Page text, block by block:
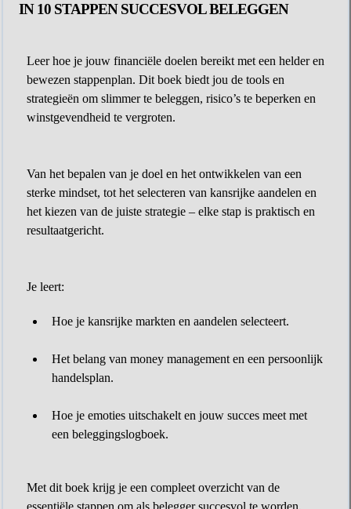
IN 10 STAPPEN SUCCESVOL BELEGGEN
Leer hoe je jouw financiële doelen bereikt met een helder en
bewezen stappenplan. Dit boek biedt jou de tools en
strategieën om slimmer te beleggen, risico’s te beperken en
winstgevendheid te vergroten.
Van het bepalen van je doel en het ontwikkelen van een
sterke mindset, tot het selecteren van kansrijke aandelen en
het kiezen van de juiste strategie – elke stap is praktisch en
resultaatgericht.
​Je leert:
Hoe je kansrijke markten en aandelen selecteert.
Het belang van money management en een persoonlijk
handelsplan.
Hoe je emoties uitschakelt en jouw succes meet met
een beleggingslogboek.
Met dit boek krijg je een compleet overzicht van de